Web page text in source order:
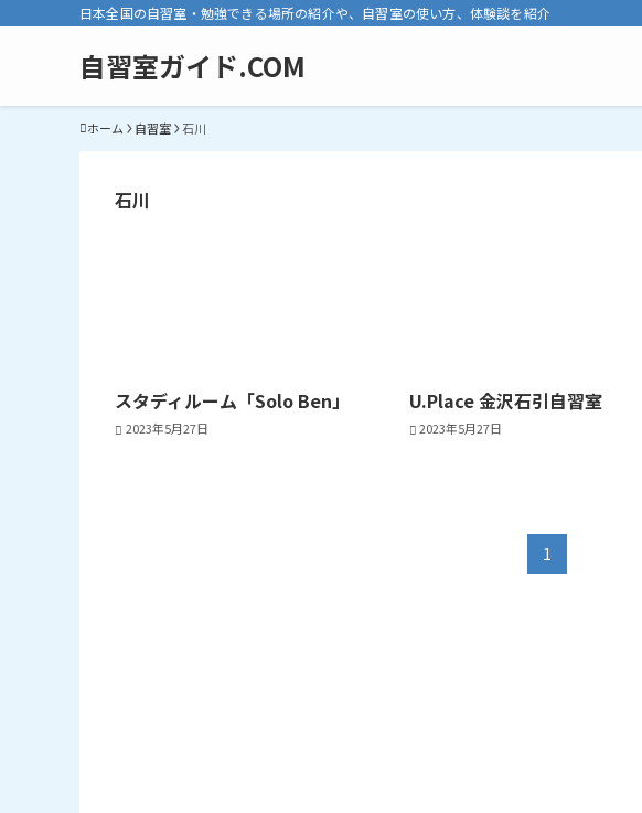
日本全国の自習室・勉強できる場所の紹介や、自習室の使い方、体験談を紹介
自習室ガイド.COM
ホーム 自習室 石川
石川
スタディルーム「Solo Ben」
2023年5月27日
U.Place 金沢石引自習室
2023年5月27日
1